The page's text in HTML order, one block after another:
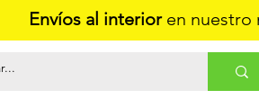
Envíos al interioren nuestro